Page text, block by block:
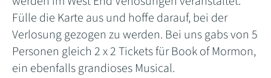
Fülle die Karte aus und hoffe darauf, bei der
Verlosung gezogen zu werden. Bei uns gabs von 5
Personen gleich 2 x 2 Tickets für Book of Mormon,
ein ebenfalls grandioses Musical.